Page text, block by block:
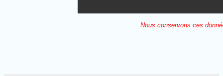
Nous conservons ces